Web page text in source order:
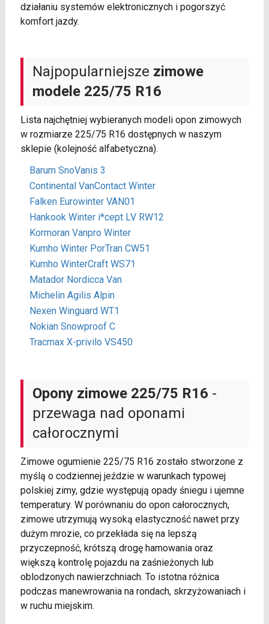
działaniu systemów elektronicznych i pogorszyć
komfort jazdy.
Najpopularniejsze zimowe
modele 225/75 R16
Lista najchętniej wybieranych modeli opon zimowych
w rozmiarze 225/75 R16 dostępnych w naszym
sklepie (kolejność alfabetyczna).
Barum SnoVanis 3
Continental VanContact Winter
Falken Eurowinter VAN01
Hankook Winter i*cept LV RW12
Kormoran Vanpro Winter
Kumho Winter PorTran CW51
Kumho WinterCraft WS71
Matador Nordicca Van
Michelin Agilis Alpin
Nexen Winguard WT1
Nokian Snowproof C
Tracmax X-privilo VS450
Opony zimowe 225/75 R16 -
przewaga nad oponami
całorocznymi
Zimowe ogumienie 225/75 R16 zostało stworzone z
myślą o codziennej jeździe w warunkach typowej
polskiej zimy, gdzie występują opady śniegu i ujemne
temperatury. W porównaniu do opon całorocznych,
zimowe utrzymują wysoką elastyczność nawet przy
dużym mrozie, co przekłada się na lepszą
przyczepność, krótszą drogę hamowania oraz
większą kontrolę pojazdu na zaśnieżonych lub
oblodzonych nawierzchniach. To istotna różnica
podczas manewrowania na rondach, skrzyżowaniach i
w ruchu miejskim.